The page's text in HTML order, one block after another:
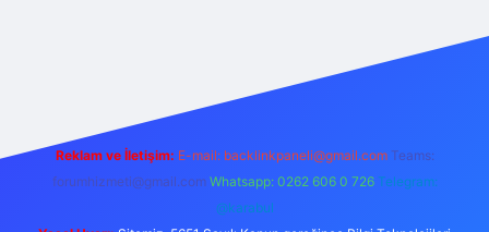
Reklam ve İletişim: E-mail: backlinkpaneli@gmail.com Teams:
forumhizmeti@gmail.com Whatsapp: 0262 606 0 726 Telegram:
@karabul